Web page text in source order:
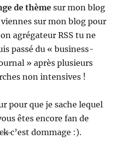
de thème sur mon blog
sur mon blog pour
agrégateur RSS tu ne
passé du « business-
» après plusieurs
non intensives !
pour que je sache lequel
êtes encore fan de
c’est dommage :).